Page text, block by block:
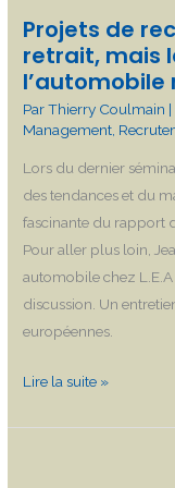
Projets de
retrait, mais
ParThierry Coulmain |
Management
Lors du dernier
des tendances et du
fascinante du rapport
Pour aller plus loin,
automobile chez
discussion. Un
européennes.
de
l’automobile
restent
sous
tension
Lire la suite »